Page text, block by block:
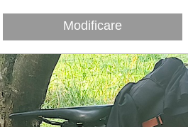
Modificare